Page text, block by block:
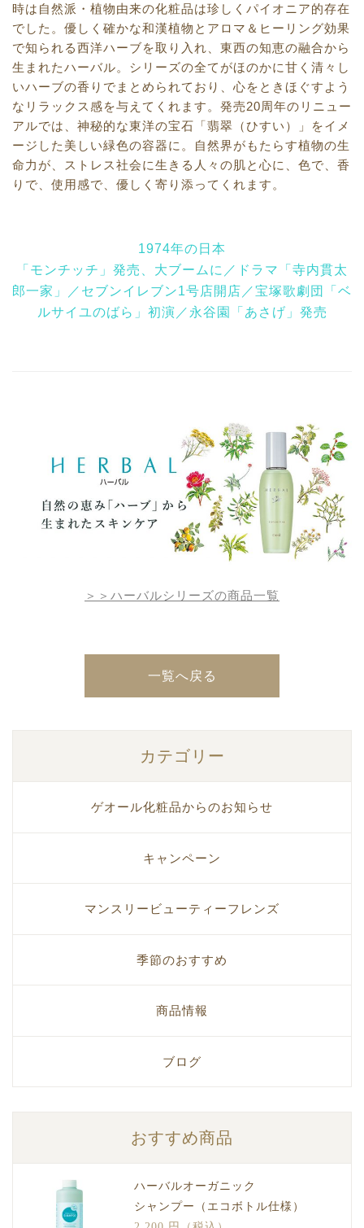
時は自然派・植物由来の化粧品は珍しくパイオニア的存在
でした。優しく確かな和漢植物とアロマ＆ヒーリング効果
で知られる西洋ハーブを取り入れ、東西の知恵の融合から
生まれたハーバル。シリーズの全てがほのかに甘く清々し
いハーブの香りでまとめられており、心をときほぐすよう
なリラックス感を与えてくれます。発売20周年のリニュー
アルでは、神秘的な東洋の宝石「翡翠（ひすい）」をイメ
ージした美しい緑色の容器に。自然界がもたらす植物の生
命力が、ストレス社会に生きる人々の肌と心に、色で、香
りで、使用感で、優しく寄り添ってくれます。
1974年の日本
「モンチッチ」発売、大ブームに／ドラマ「寺内貫太
郎一家」／セブンイレブン1号店開店／宝塚歌劇団「ベ
ルサイユのばら」初演／永谷園「あさげ」発売
＞＞ハーバルシリーズの商品一覧
一覧へ戻る
カテゴリー
ゲオール化粧品からのお知らせ
キャンペーン
マンスリービューティーフレンズ
季節のおすすめ
商品情報
ブログ
おすすめ商品
ハーバルオーガニック
シャンプー（エコボトル仕様）